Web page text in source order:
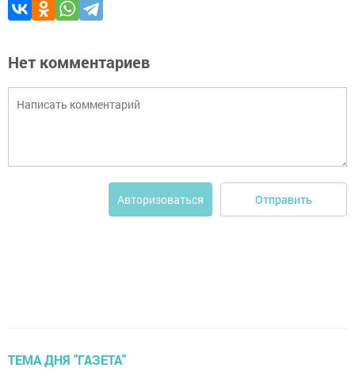
Нет комментариев
Авторизоваться Отправить
ТЕМА ДНЯ "ГАЗЕТА"